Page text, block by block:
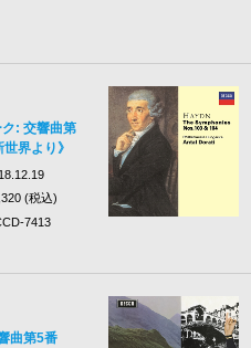
ク: 交響曲第
界より》
(税込)
7413
曲第5番